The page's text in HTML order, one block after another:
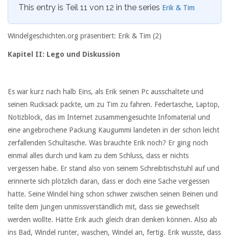
This entry is Teil 11 von 12 in the series Erik & Tim
Windelgeschichten.org präsentiert: Erik & Tim (2)
Kapitel II: Lego und Diskussion
Es war kurz nach halb Eins, als Erik seinen Pc ausschaltete und
seinen Rucksack packte, um zu Tim zu fahren. Federtasche, Laptop,
Notizblock, das im Internet zusammengesuchte Infomaterial und
eine angebrochene Packung Kaugummi landeten in der schon leicht
zerfallenden Schultasche. Was brauchte Erik noch? Er ging noch
einmal alles durch und kam zu dem Schluss, dass er nichts
vergessen habe. Er stand also von seinem Schreibtischstuhl auf und
erinnerte sich plötzlich daran, dass er doch eine Sache vergessen
hatte. Seine Windel hing schon schwer zwischen seinen Beinen und
teilte dem Jungen unmissverständlich mit, dass sie gewechselt
werden wollte. Hätte Erik auch gleich dran denken können. Also ab
ins Bad, Windel runter, waschen, Windel an, fertig. Erik wusste, dass